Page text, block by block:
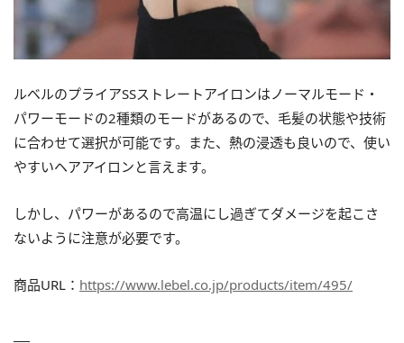
ルベルのプライアSSストレートアイロンはノーマルモード・
パワーモードの2種類のモードがあるので、毛髪の状態や技術
に合わせて選択が可能です。また、熱の浸透も良いので、使い
やすいヘアアイロンと言えます。
しかし、パワーがあるので高温にし過ぎてダメージを起こさ
ないように注意が必要です。
商品URL： https://www.lebel.co.jp/products/item/495/